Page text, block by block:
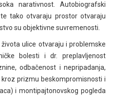
narativnost. Autobiografski
tako otvaraju prostor otvaraju
su objektivne suvremenosti.
ulice otvaraju i problemske
bolesti i dr. preplavljenost
odbačenost i nepripadanja,
prizmu beskompromisnosti i
i montipajtonovskog pogleda